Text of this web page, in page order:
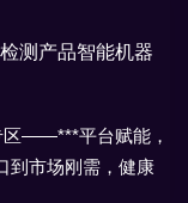
测产品智能机器
区——***平台赋能，
到市场刚需，健康